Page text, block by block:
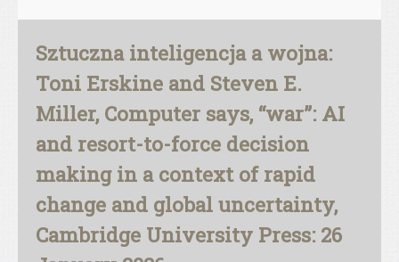
Sztuczna inteligencja a wojna:
Toni Erskine and Steven E.
Miller, Computer says, “war”: AI
and resort-to-force decision
making in a context of rapid
change and global uncertainty,
Cambridge University Press: 26